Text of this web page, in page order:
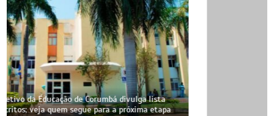
Ponte sobre o Rio Paraguai na BR-262 terá interdições em
três fins de semana de agosto; veja datas e horários dos
bloqueios